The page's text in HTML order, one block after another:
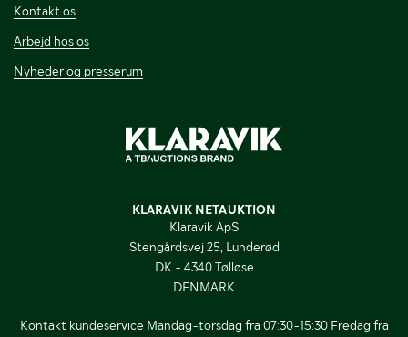
Kontakt os
Arbejd hos os
Nyheder og presserum
KLARAVIK NETAUKTION
Klaravik ApS
Stengårdsvej 25, Lunderød
DK - 4340 Tølløse
DENMARK
Kontakt kundeservice Mandag-torsdag fra 07:30-15:30 Fredag fra